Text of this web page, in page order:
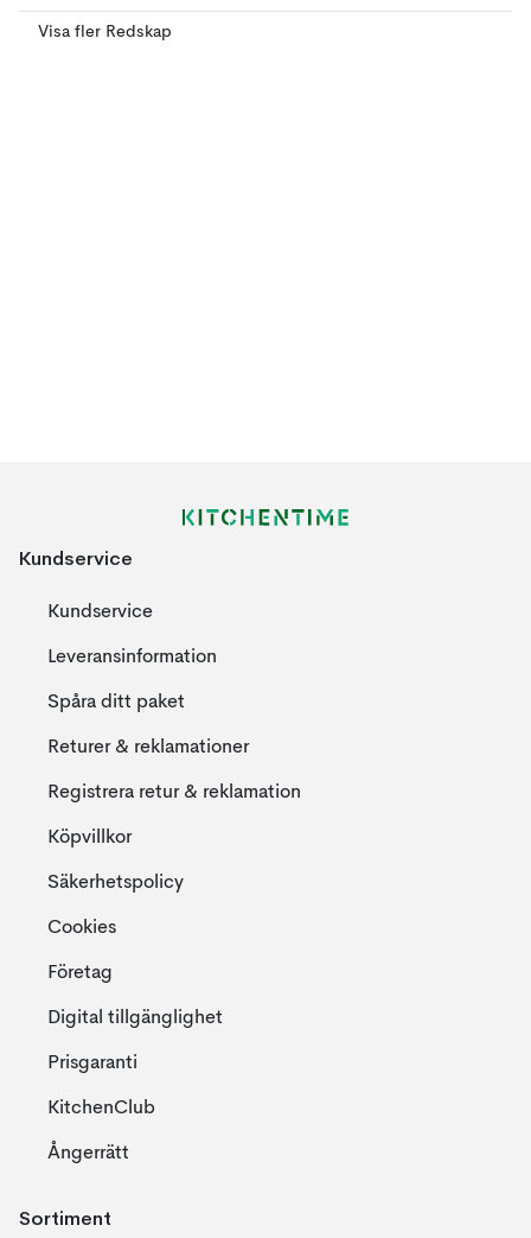
Visa fler Redskap
Kundservice
Kundservice
Leveransinformation
Spåra ditt paket
Returer & reklamationer
Registrera retur & reklamation
Köpvillkor
Säkerhetspolicy
Cookies
Företag
Digital tillgänglighet
Prisgaranti
KitchenClub
Ångerrätt
Sortiment